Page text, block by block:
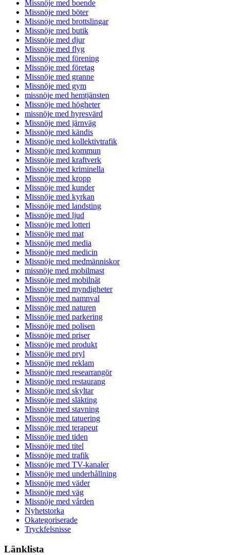
Missnöje med boende
Missnöje med böter
Missnöje med brottslingar
Missnöje med butik
Missnöje med djur
Missnöje med flyg
Missnöje med förening
Missnöje med företag
Missnöje med granne
Missnöje med gym
missnöje med hemtjänsten
Missnöje med högheter
missnöje med hyresvärd
Missnöje med järnväg
Missnöje med kändis
Missnöje med kollektivtrafik
Missnöje med kommun
Missnöje med kraftverk
Missnöje med kriminella
Missnöje med kropp
Missnöje med kunder
Missnöje med kyrkan
Missnöje med landsting
Missnöje med ljud
Missnöje med lotteri
Missnöje med mat
Missnöje med media
Missnöje med medicin
Missnöje med medmänniskor
missnöje med mobilmast
Missnöje med mobilnät
Missnöje med myndigheter
Missnöje med namnval
Missnöje med naturen
Missnöje med parkering
Missnöje med polisen
Missnöje med priser
Missnöje med produkt
Missnöje med pryl
Missnöje med reklam
Missnöje med researrangör
Missnöje med restaurang
Missnöje med skyltar
Missnöje med släkting
Missnöje med stavning
Missnöje med tatuering
Missnöje med terapeut
Missnöje med tiden
Missnöje med titel
Missnöje med trafik
Missnöje med TV-kanaler
Missnöje med underhållning
Missnöje med väder
Missnöje med väg
Missnöje med vården
Nyhetstorka
Okategoriserade
Tryckfelsnisse
Länklista